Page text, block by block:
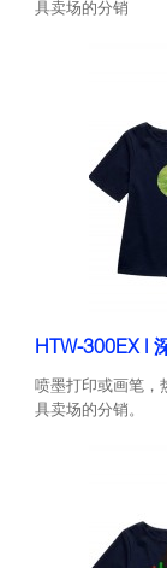
具卖场的分销
HTW-300EX |
喷墨打印或画笔，
具卖场的分销。